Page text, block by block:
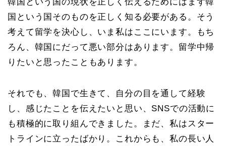
国という国そのものを正しく知る必要がある。そう
考えて留学を決心し、いま私はここにいます。もち
ろん、韓国にだって悪い部分はあります。留学中帰
りたいと思ったこともあります。
それでも、韓国で生きて、自分の目を通して経験
し、感じたことを伝えたいと思い、SNSでの活動に
も積極的に取り組んできました。まだ、私はスター
トラインに立ったばかり。これからも、私の長い人